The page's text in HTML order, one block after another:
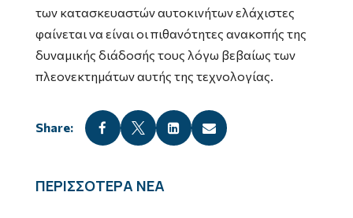
των κατασκευαστών αυτοκινήτων ελάχιστες
φαίνεται να είναι οι πιθανότητες ανακοπής της
δυναμικής διάδοσής τους λόγω βεβαίως των
πλεονεκτημάτων αυτής της τεχνολογίας.
   
ΠΕΡΙΣΣΟΤΕΡΑ ΝΕΑ